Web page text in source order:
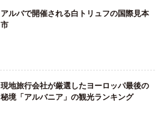
アルバで開催される白トリュフの国際見本
市
現地旅行会社が厳選したヨーロッパ最後の
秘境「アルバニア」の観光ランキング